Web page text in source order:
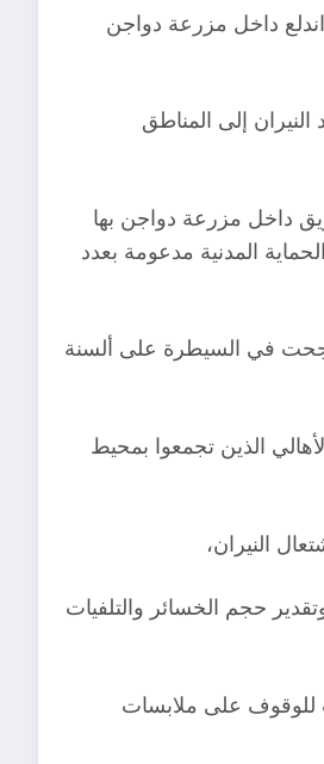
داخل مزرعة دواجن
إلى المناطق
داخل مزرعة دواجن بها
المدنية مدعومة بعدد
في السيطرة على ألسنة
الذين تجمعوا بمحيط
النيران،
حجم الخسائر والتلفيات
للوقوف على ملابسات